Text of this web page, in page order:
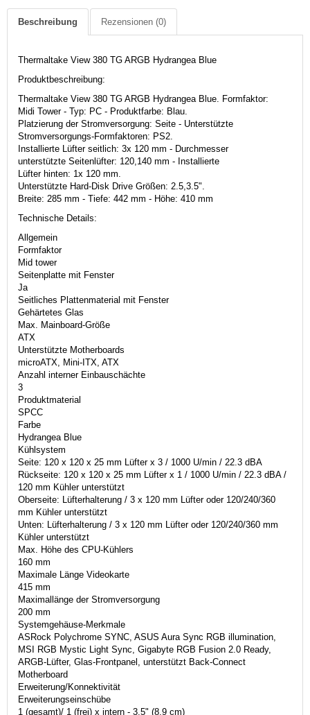
Beschreibung Rezensionen (0)
Thermaltake View 380 TG ARGB Hydrangea Blue
Produktbeschreibung:
Thermaltake View 380 TG ARGB Hydrangea Blue. Formfaktor:
Midi Tower - Typ: PC - Produktfarbe: Blau.
Platzierung der Stromversorgung: Seite - Unterstützte
Stromversorgungs-Formfaktoren: PS2.
Installierte Lüfter seitlich: 3x 120 mm - Durchmesser
unterstützte Seitenlüfter: 120,140 mm - Installierte
Lüfter hinten: 1x 120 mm.
Unterstützte Hard-Disk Drive Größen: 2.5,3.5".
Breite: 285 mm - Tiefe: 442 mm - Höhe: 410 mm
Technische Details:
Allgemein
Formfaktor
Mid tower
Seitenplatte mit Fenster
Ja
Seitliches Plattenmaterial mit Fenster
Gehärtetes Glas
Max. Mainboard-Größe
ATX
Unterstützte Motherboards
microATX, Mini-ITX, ATX
Anzahl interner Einbauschächte
3
Produktmaterial
SPCC
Farbe
Hydrangea Blue
Kühlsystem
Seite: 120 x 120 x 25 mm Lüfter x 3 / 1000 U/min / 22.3 dBA
Rückseite: 120 x 120 x 25 mm Lüfter x 1 / 1000 U/min / 22.3 dBA /
120 mm Kühler unterstützt
Oberseite: Lüfterhalterung / 3 x 120 mm Lüfter oder 120/240/360
mm Kühler unterstützt
Unten: Lüfterhalterung / 3 x 120 mm Lüfter oder 120/240/360 mm
Kühler unterstützt
Max. Höhe des CPU-Kühlers
160 mm
Maximale Länge Videokarte
415 mm
Maximallänge der Stromversorgung
200 mm
Systemgehäuse-Merkmale
ASRock Polychrome SYNC, ASUS Aura Sync RGB illumination,
MSI RGB Mystic Light Sync, Gigabyte RGB Fusion 2.0 Ready,
ARGB-Lüfter, Glas-Frontpanel, unterstützt Back-Connect
Motherboard
Erweiterung/Konnektivität
Erweiterungseinschübe
1 (gesamt)/ 1 (frei) x intern - 3.5" (8,9 cm)